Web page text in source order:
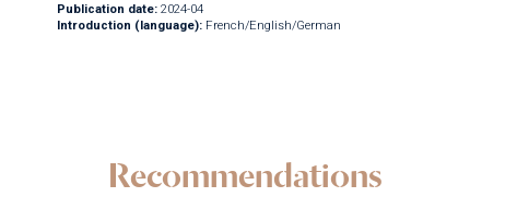
Publication date: 2024-04
Introduction (language): French/English/German
Recommendations